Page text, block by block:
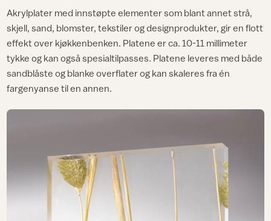
Akrylplater med innstøpte elementer som blant annet strå,
skjell, sand, blomster, tekstiler og designprodukter, gir en flott
effekt over kjøkkenbenken. Platene er ca. 10-11 millimeter
tykke og kan også spesialtilpasses. Platene leveres med både
sandblåste og blanke overflater og kan skaleres fra én
fargenyanse til en annen.